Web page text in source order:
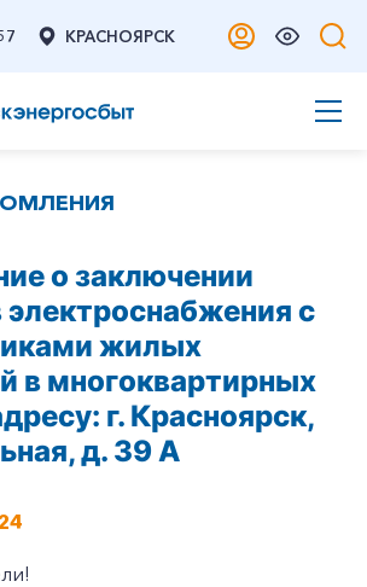
КРАСНОЯРСК
о заключении
электроснабжения с
жилых
в многоквартирных
г. Красноярск,
д. 39 А